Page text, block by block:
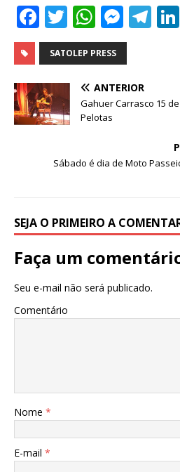
F
a
c
e
b
o
T
w
it
te
r
W
h
at
s
A
p
p
M
e
ss
e
n
r
T
ra
SATOLEP PRESS
ANTERIOR
Gahuer Carrasco 15
Pelotas
Sábado é dia de Moto
SEJA O PRIMEIRO A
Faça um
Seu e-mail não será publicado.
Comentário
Nome *
E-mail *